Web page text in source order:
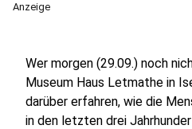
Anzeige
Wer morgen (29.09.) noch
Museum Haus Letmathe in
darüber erfahren, wie die
in den letzten drei